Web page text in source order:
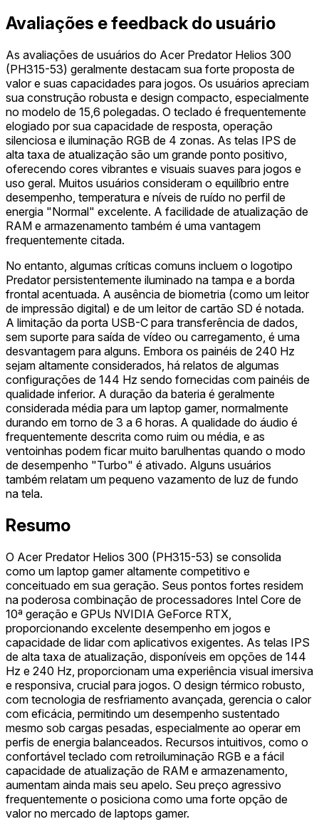
Avaliações e feedback do usuário
As avaliações de usuários do Acer Predator Helios 300
(PH315-53) geralmente destacam sua forte proposta de
valor e suas capacidades para jogos. Os usuários apreciam
sua construção robusta e design compacto, especialmente
no modelo de 15,6 polegadas. O teclado é frequentemente
elogiado por sua capacidade de resposta, operação
silenciosa e iluminação RGB de 4 zonas. As telas IPS de
alta taxa de atualização são um grande ponto positivo,
oferecendo cores vibrantes e visuais suaves para jogos e
uso geral. Muitos usuários consideram o equilíbrio entre
desempenho, temperatura e níveis de ruído no perfil de
energia "Normal" excelente. A facilidade de atualização de
RAM e armazenamento também é uma vantagem
frequentemente citada.
No entanto, algumas críticas comuns incluem o logotipo
Predator persistentemente iluminado na tampa e a borda
frontal acentuada. A ausência de biometria (como um leitor
de impressão digital) e de um leitor de cartão SD é notada.
A limitação da porta USB-C para transferência de dados,
sem suporte para saída de vídeo ou carregamento, é uma
desvantagem para alguns. Embora os painéis de 240 Hz
sejam altamente considerados, há relatos de algumas
configurações de 144 Hz sendo fornecidas com painéis de
qualidade inferior. A duração da bateria é geralmente
considerada média para um laptop gamer, normalmente
durando em torno de 3 a 6 horas. A qualidade do áudio é
frequentemente descrita como ruim ou média, e as
ventoinhas podem ficar muito barulhentas quando o modo
de desempenho "Turbo" é ativado. Alguns usuários
também relatam um pequeno vazamento de luz de fundo
na tela.
Resumo
O Acer Predator Helios 300 (PH315-53) se consolida
como um laptop gamer altamente competitivo e
conceituado em sua geração. Seus pontos fortes residem
na poderosa combinação de processadores Intel Core de
10ª geração e GPUs NVIDIA GeForce RTX,
proporcionando excelente desempenho em jogos e
capacidade de lidar com aplicativos exigentes. As telas IPS
de alta taxa de atualização, disponíveis em opções de 144
Hz e 240 Hz, proporcionam uma experiência visual imersiva
e responsiva, crucial para jogos. O design térmico robusto,
com tecnologia de resfriamento avançada, gerencia o calor
com eficácia, permitindo um desempenho sustentado
mesmo sob cargas pesadas, especialmente ao operar em
perfis de energia balanceados. Recursos intuitivos, como o
confortável teclado com retroiluminação RGB e a fácil
capacidade de atualização de RAM e armazenamento,
aumentam ainda mais seu apelo. Seu preço agressivo
frequentemente o posiciona como uma forte opção de
valor no mercado de laptops gamer.